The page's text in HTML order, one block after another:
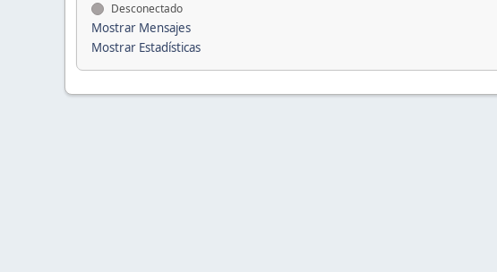
Desconectado
Mostrar Mensajes
Mostrar Estadísticas